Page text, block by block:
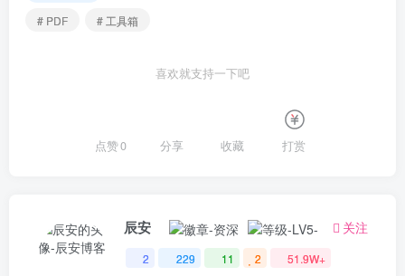
# PDF
# 工具箱
喜欢就支持一下吧
点赞0 分享 收藏 打赏
辰安 关注
2 229 11 2 51.9W+